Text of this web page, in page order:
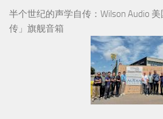
半个世纪的声学自传：Wilson Audio
传」旗舰音箱